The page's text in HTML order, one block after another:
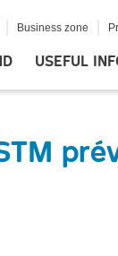
USEFUL
Business zone